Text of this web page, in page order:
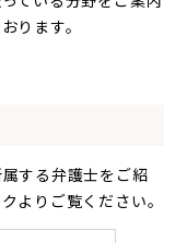
ります。
する弁護士をご紹
よりご覧ください。